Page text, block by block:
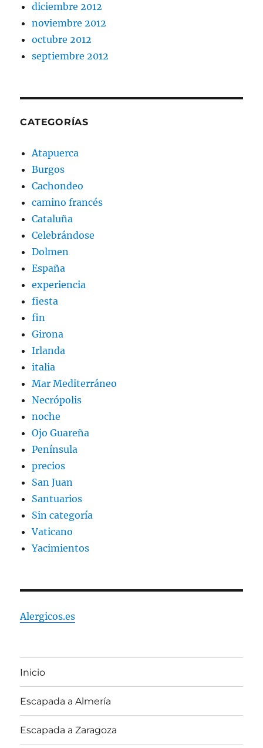
diciembre 2012
noviembre 2012
octubre 2012
septiembre 2012
CATEGORÍAS
Atapuerca
Burgos
Cachondeo
camino francés
Cataluña
Celebrándose
Dolmen
España
experiencia
fiesta
fin
Girona
Irlanda
italia
Mar Mediterráneo
Necrópolis
noche
Ojo Guareña
Península
precios
San Juan
Santuarios
Sin categoría
Vaticano
Yacimientos
Alergicos.es
Inicio
Escapada a Almería
Escapada a Zaragoza